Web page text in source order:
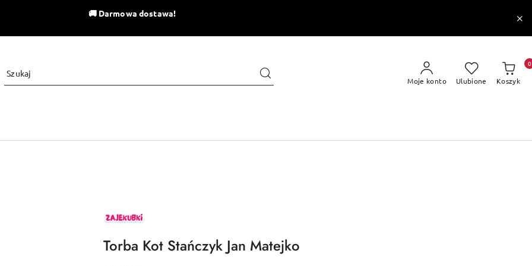
🚚 Darmowa dostawa!
Moje konto Ulubione Koszyk
0
ZAJEKUBKI
Torba Kot Stańczyk Jan Matejko